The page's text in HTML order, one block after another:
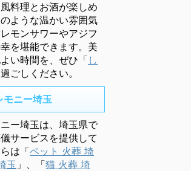
料理とお酒が楽しめ
ような温かい雰囲気
モンサワーやアジフ
を堪能できます。美
い時間を、ぜひ「し
ごしください。
モニー埼玉
ー埼玉は、埼玉県で
サービスを提供して
は「ペット 火葬 埼
玉 」、「猫 火葬 埼